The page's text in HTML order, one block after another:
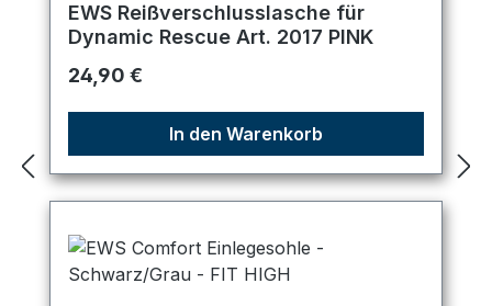
EWS Reißverschlusslasche für
Dynamic Rescue Art. 2017 PINK
Regulärer Preis:
24,90 €
In den Warenkorb